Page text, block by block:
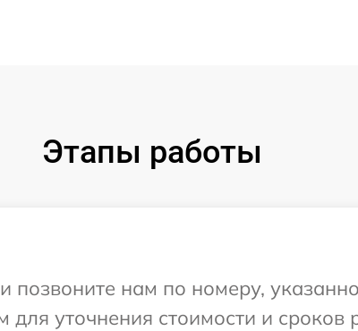
Этапы работы
нам по номеру,
уточнения стоимости и сроков